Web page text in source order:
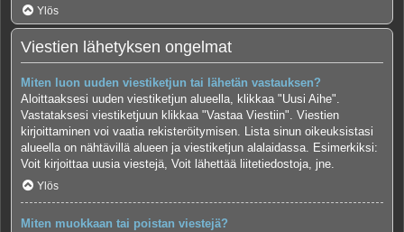
Ylös
Viestien lähetyksen ongelmat
Miten luon uuden viestiketjun tai lähetän vastauksen?
Aloittaaksesi uuden viestiketjun alueella, klikkaa "Uusi Aihe".
Vastataksesi viestiketjuun klikkaa "Vastaa Viestiin". Viestien
kirjoittaminen voi vaatia rekisteröitymisen. Lista sinun oikeuksistasi
alueella on nähtävillä alueen ja viestiketjun alalaidassa. Esimerkiksi:
Voit kirjoittaa uusia viestejä, Voit lähettää liitetiedostoja, jne.
Ylös
Miten muokkaan tai poistan viestejä?